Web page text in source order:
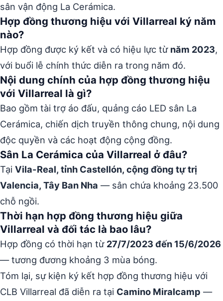
sân vận động La Cerámica.
Hợp đồng thương hiệu với Villarreal ký năm
nào?
Hợp đồng được ký kết và có hiệu lực từ năm 2023,
với buổi lễ chính thức diễn ra trong năm đó.
Nội dung chính của hợp đồng thương hiệu
với Villarreal là gì?
Bao gồm tài trợ áo đấu, quảng cáo LED sân La
Cerámica, chiến dịch truyền thông chung, nội dung
độc quyền và các hoạt động cộng đồng.
Sân La Cerámica của Villarreal ở đâu?
Tại Vila-Real, tỉnh Castellón, cộng đồng tự trị
Valencia, Tây Ban Nha — sân chứa khoảng 23.500
chỗ ngồi.
Thời hạn hợp đồng thương hiệu giữa
Villarreal và đối tác là bao lâu?
Hợp đồng có thời hạn từ 27/7/2023 đến 15/6/2026
— tương đương khoảng 3 mùa bóng.
Tóm lại, sự kiện ký kết hợp đồng thương hiệu với
CLB Villarreal đã diễn ra tại Camino Miralcamp —